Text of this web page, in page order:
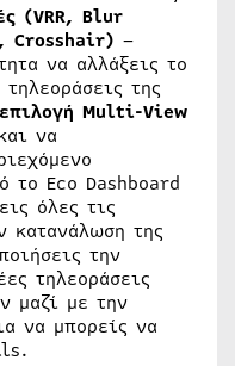
(VRR, Blur
Crosshair) –
να αλλάξεις το
της
επιλογή Multi-View
να
το Eco Dashboard
όλες τις
κατανάλωση της
την
τηλεοράσεις
μαζί με την
να μπορείς να